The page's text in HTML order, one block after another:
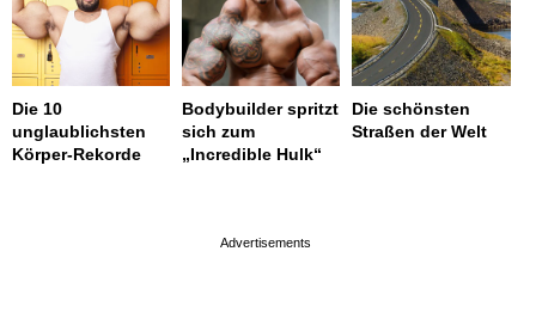
Die 10
unglaublichsten
Körper-Rekorde
Bodybuilder spritzt
sich zum
„Incredible Hulk“
Die schönsten
Straßen der Welt